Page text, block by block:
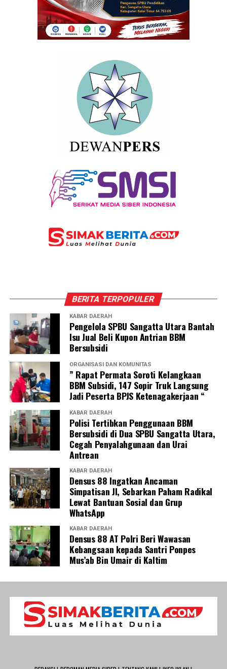
BERITA TERPOPULER
KABAR DAERAH
Pengelola SPBU Sangatta Utara Bantah
Isu Jual Beli Kupon Antrian BBM
Bersubsidi
ORGANISASI DAN KOMUNITAS
” Rapat Permata Soroti Kelangkaan
BBM Subsidi, 147 Sopir Truk Langsung
Jadi Peserta BPJS Ketenagakerjaan “
KABAR DAERAH
Polisi Tertibkan Penggunaan BBM
Bersubsidi di Dua SPBU Sangatta Utara,
Cegah Penyalahgunaan dan Urai
Antrean
KABAR DAERAH
Densus 88 Ingatkan Ancaman
Simpatisan JI, Sebarkan Paham Radikal
Lewat Bantuan Sosial dan Grup
WhatsApp
KABAR DAERAH
Densus 88 AT Polri Beri Wawasan
Kebangsaan kepada Santri Ponpes
Mus’ab Bin Umair di Kaltim